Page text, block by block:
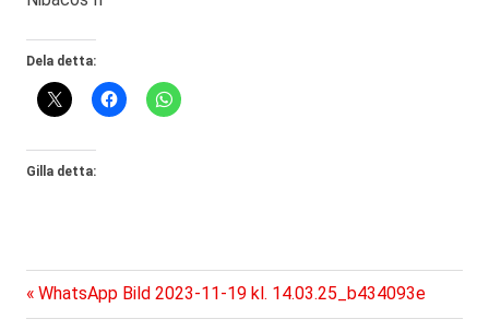
Dela detta:
Gilla detta:
Inläggsnavigering
Föregående
inlägg:
WhatsApp Bild 2023-11-19 kl. 14.03.25_b434093e